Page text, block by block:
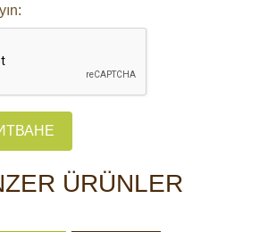
ÜRÜNLER